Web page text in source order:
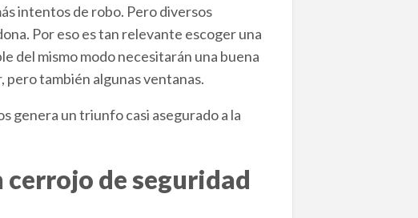
intentos de robo. Pero diversos
Por eso es tan relevante escoger una
del mismo modo necesitarán una buena
pero también algunas ventanas.
genera un triunfo casi asegurado a la
de seguridad